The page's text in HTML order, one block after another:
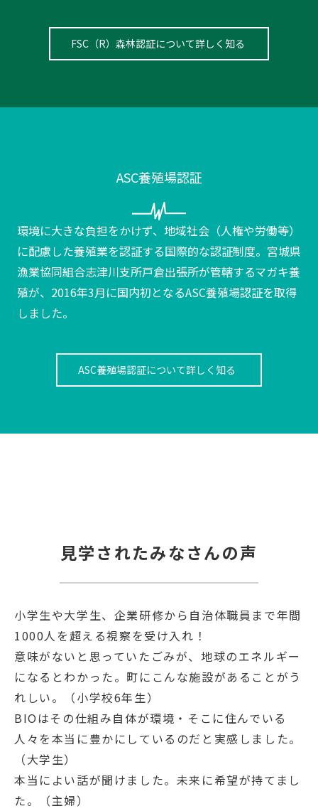
FSC（R）森林認証について詳しく知る
ASC養殖場認証
環境に大きな負担をかけず、地域社会（人権や労働等）
に配慮した養殖業を認証する国際的な認証制度。宮城県
漁業協同組合志津川支所戸倉出張所が管轄するマガキ養
殖が、2016年3月に国内初となるASC養殖場認証を取得
しました。
ASC養殖場認証について詳しく知る
見学されたみなさんの声
小学生や大学生、企業研修から自治体職員まで年間
1000人を超える視察を受け入れ！
意味がないと思っていたごみが、地球のエネルギー
になるとわかった。町にこんな施設があることがう
れしい。（小学校6年生）
BIOはその仕組み自体が環境・そこに住んでいる
人々を本当に豊かにしているのだと実感しました。
（大学生）
本当によい話が聞けました。未来に希望が持てまし
た。（主婦）